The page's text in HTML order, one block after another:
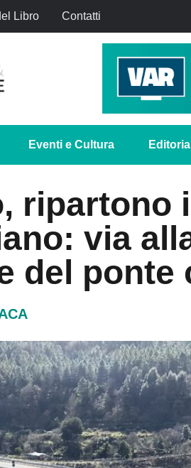
Libro Contatti
Eventi e Cultura
ripartono
via
del ponte